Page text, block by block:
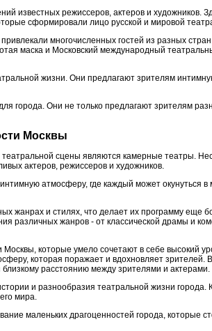
известных режиссеров, актеров и художников.
сформировали лицо русской и мировой
многочисленных гостей из разных
маска и Московский международный
жизни. Они предлагают зрителям
города. Они не только предлагают зрителям
Москвы
сцены являются камерные театры.
актеров, режиссеров и художников.
атмосферу, где каждый может окунуться в
жанрах и стилях, что делает их программу еще
различных жанров - от классической драмы и
которые умело сочетают в себе высокий
которая поражает и вдохновляет зрителей.
расстоянию между зрителями и актерами.
и разнообразия театральной жизни города.
мира.
маленьких драгоценностей города, которые